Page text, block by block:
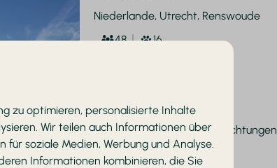
Niederlande, Utrecht, Renswoude
48
16
Zentral gelegen
In der Nähe von Einrichtungen
Großzügige Anlage
zu optimieren, personalisierte Inhalte
Wir teilen auch Informationen über
für soziale Medien, Werbung und Analyse.
Informationen kombinieren, die Sie